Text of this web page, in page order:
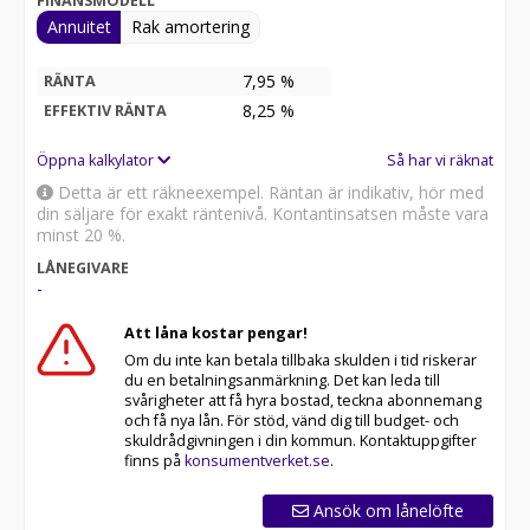
Annuitet Rak amortering
RÄNTA 7,95 %
EFFEKTIV RÄNTA 8,25 %
Öppna kalkylator Så har vi räknat
Detta är ett räkneexempel. Räntan är indikativ, hör med
din säljare för exakt räntenivå. Kontantinsatsen måste vara
minst 20 %.
LÅNEGIVARE
-
Att låna kostar pengar!
Om du inte kan betala tillbaka skulden i tid riskerar
du en betalningsanmärkning. Det kan leda till
svårigheter att få hyra bostad, teckna abonnemang
och få nya lån. För stöd, vänd dig till budget- och
skuldrådgivningen i din kommun. Kontaktuppgifter
finns på konsumentverket.se.
Ansök om lånelöfte